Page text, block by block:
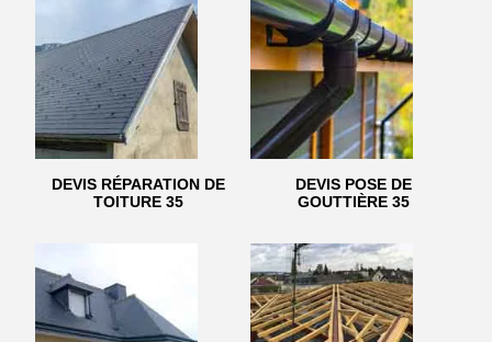
DEVIS RÉPARATION DE
TOITURE 35
DEVIS POSE DE
GOUTTIÈRE 35